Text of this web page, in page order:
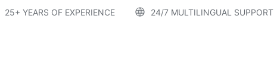
25+ YEARS OF EXPERIENCE 24/7 MULTILINGUAL SUPPORT